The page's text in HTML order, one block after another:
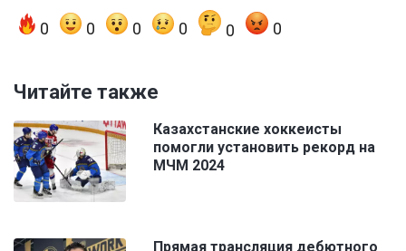
0 0 0 0 0 0
Читайте также
Казахстанские хоккеисты
помогли установить рекорд на
МЧМ 2024
Прямая трансляция дебютного